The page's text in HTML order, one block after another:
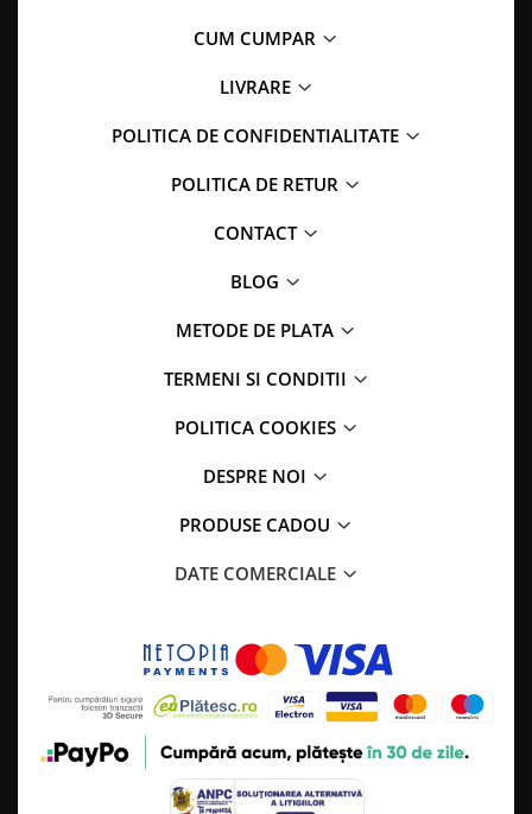
CUM CUMPAR
LIVRARE
POLITICA DE CONFIDENTIALITATE
POLITICA DE RETUR
CONTACT
BLOG
METODE DE PLATA
TERMENI SI CONDITII
POLITICA COOKIES
DESPRE NOI
PRODUSE CADOU
DATE COMERCIALE